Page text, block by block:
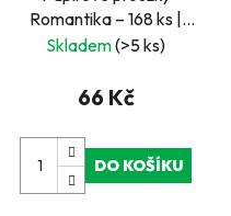
Romantika – 168 ks |
Kreativní sada pro
papírové tvoření
Skladem(>5 ks)
66 Kč
DO KOŠÍKU